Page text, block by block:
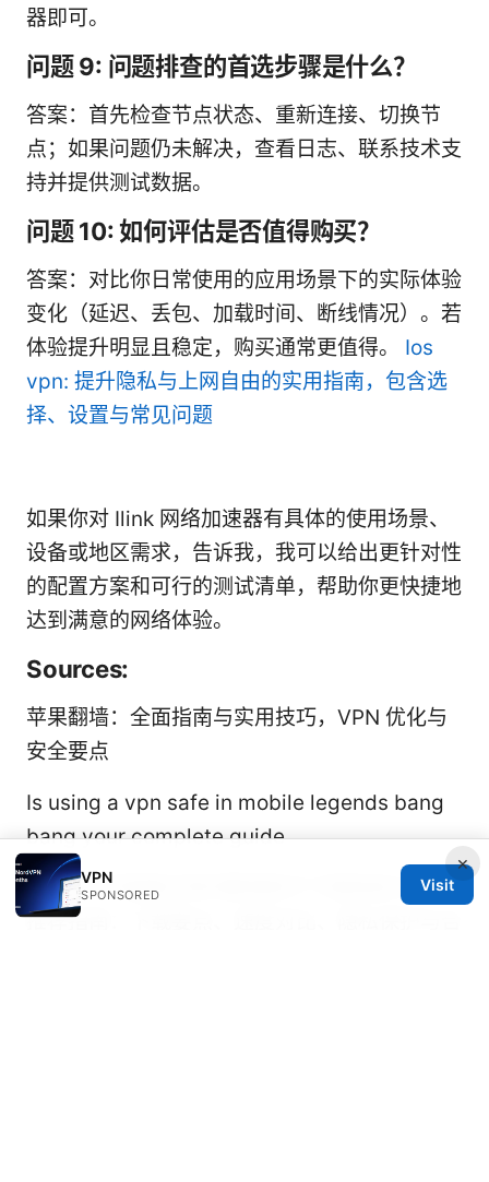
器即可。
问题 9: 问题排查的首选步骤是什么？
答案：首先检查节点状态、重新连接、切换节
点；如果问题仍未解决，查看日志、联系技术支
持并提供测试数据。
问题 10: 如何评估是否值得购买？
答案：对比你日常使用的应用场景下的实际体验
变化（延迟、丢包、加载时间、断线情况）。若
体验提升明显且稳定，购买通常更值得。 Ios
vpn: 提升隐私与上网自由的实用指南，包含选
择、设置与常见问题
如果你对 Ilink 网络加速器有具体的使用场景、
设备或地区需求，告诉我，我可以给出更针对性
的配置方案和可行的测试清单，帮助你更快捷地
达到满意的网络体验。
Sources:
苹果翻墙：全面指南与实用技巧，VPN 优化与
安全要点
Is using a vpn safe in mobile legends bang
bang your complete guide
2025年中国最好用的翻墙梯子下载链接与vpn
推荐指南：下载要点、速度对比、隐私保护与合
×
VPN
SPONSORED
Visit